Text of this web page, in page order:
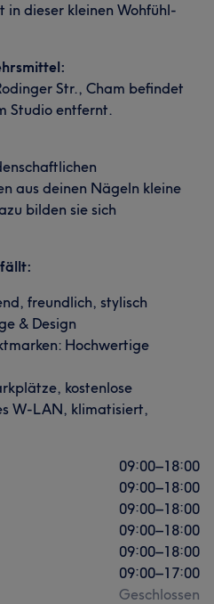
in dieser kleinen Wohfühl-
Str., Cham befindet
Studio entfernt.
aus deinen Nägeln kleine
bilden sie sich
freundlich, stylisch
& Design
Hochwertige
kostenlose
W-LAN, klimatisiert,
09:00–18:00
09:00–18:00
09:00–18:00
09:00–18:00
09:00–18:00
09:00–17:00
Geschlossen